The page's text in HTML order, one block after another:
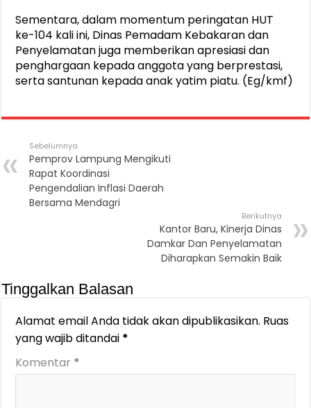
Sementara, dalam momentum peringatan HUT
ke-104 kali ini, Dinas Pemadam Kebakaran dan
Penyelamatan juga memberikan apresiasi dan
penghargaan kepada anggota yang berprestasi,
serta santunan kepada anak yatim piatu. (Eg/kmf)
Sebelumnya
Pemprov Lampung Mengikuti
Rapat Koordinasi
Pengendalian Inflasi Daerah
Bersama Mendagri
Berikutnya
Kantor Baru, Kinerja Dinas
Damkar Dan Penyelamatan
Diharapkan Semakin Baik
Tinggalkan Balasan
Alamat email Anda tidak akan dipublikasikan. Ruas
yang wajib ditandai *
Komentar *